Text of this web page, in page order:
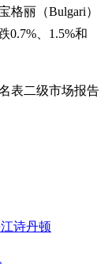
格丽（Bulgari）
0.7%、1.5%和
表二级市场报告
江诗丹顿